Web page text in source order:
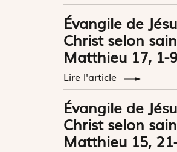
Évangile de
Christ selon
Matthieu 17, 1-9
Lire l'article
Évangile de
Christ selon
Matthieu 15,